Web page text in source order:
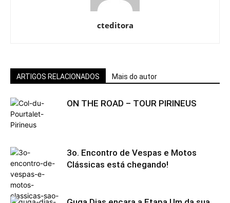
cteditora
ARTIGOS RELACIONADOS Mais do autor
ON THE ROAD – TOUR PIRINEUS
3o. Encontro de Vespas e Motos
Clássicas está chegando!